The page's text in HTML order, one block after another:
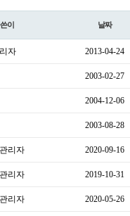
이 날짜
자 2013-04-24
2003-02-27
2004-12-06
2003-08-28
리자 2020-09-16
리자 2019-10-31
리자 2020-05-26